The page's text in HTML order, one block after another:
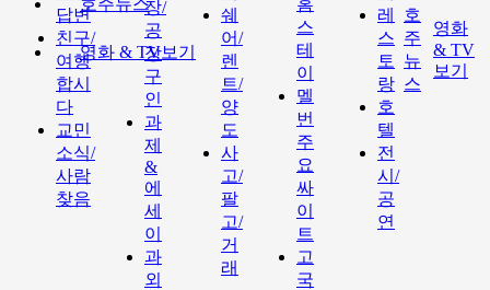
호주뉴스
영화 & TV보기
답변
친구/
여행
합시
다
교민
소식/
사람
찾음
장/
공
장
구
인
과
제
&
에
세
이
과
외
쉐
어/
렌
트/
양
도
사
고/
팔
고/
거
래
홈
스
테
이
멜
번
주
요
싸
이
트
고
국
레
스
토
랑
호
텔
전
시/
공
연
호
주
뉴
스
영화
& TV
보기